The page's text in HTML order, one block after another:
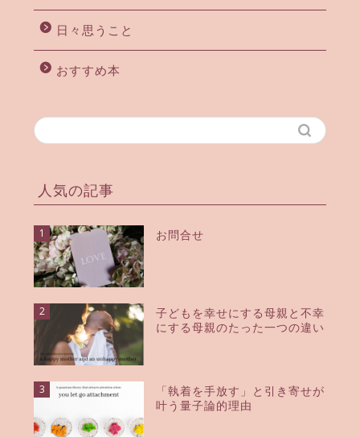
日々思うこと
おすすめ本
人気の記事
1 お問合せ
2
子どもを幸せにする母親と不幸
にする母親のたった一つの違い
3
「執着を手放す」と引き寄せが
叶う量子論的理由